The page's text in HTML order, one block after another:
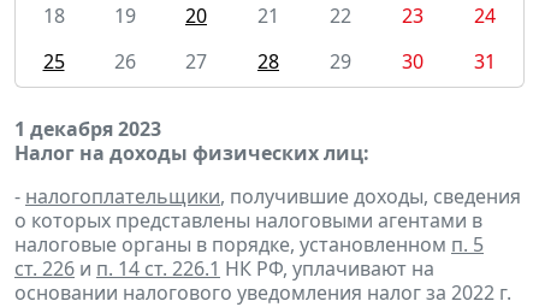
18
19 20 21 22 23
24
25
26 27 28 29 30 31
1 декабря 2023
Налог на доходы физических лиц:
- налогоплательщики, получившие доходы, сведения
о которых представлены налоговыми агентами в
налоговые органы в порядке, установленном п. 5
ст. 226 и п. 14 ст. 226.1 НК РФ, уплачивают на
основании налогового уведомления налог за 2022 г.